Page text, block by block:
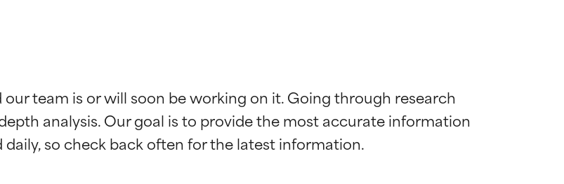
team is or will soon be working on it. Going through research
analysis. Our goal is to provide the most accurate information
ingrediënten
ingrediënten